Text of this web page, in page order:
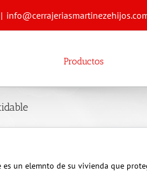
|
Productos
un elemnto de su vivienda que